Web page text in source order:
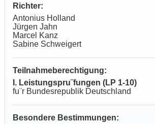
Richter:
Antonius Holland
Jürgen Jahn
Marcel Kanz
Sabine Schweigert
Teilnahmeberechtigung:
I. Leistungspru¨fungen (LP 1-10)
fu¨r Bundesrepublik Deutschland
Besondere Bestimmungen: